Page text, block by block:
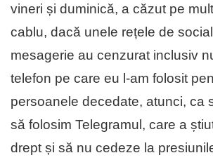
vineri și duminică, a căzut pe
cablu, dacă unele rețele de
mesagerie au cenzurat inclusiv
telefon pe care eu l-am folosit
persoanele decedate, atunci, ca
să folosim Telegramul, care a
drept și să nu cedeze la